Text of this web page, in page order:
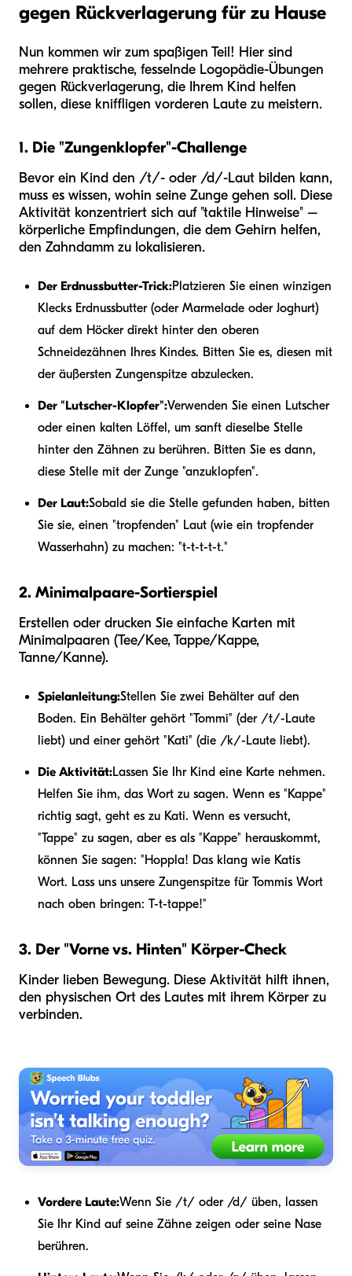
gegen Rückverlagerung für zu Hause
Nun kommen wir zum spaßigen Teil! Hier sind
mehrere praktische, fesselnde Logopädie-Übungen
gegen Rückverlagerung, die Ihrem Kind helfen
sollen, diese kniffligen vorderen Laute zu meistern.
1. Die "Zungenklopfer"-Challenge
Bevor ein Kind den /t/- oder /d/-Laut bilden kann,
muss es wissen, wohin seine Zunge gehen soll. Diese
Aktivität konzentriert sich auf "taktile Hinweise" –
körperliche Empfindungen, die dem Gehirn helfen,
den Zahndamm zu lokalisieren.
Der Erdnussbutter-Trick:Platzieren Sie einen winzigen
Klecks Erdnussbutter (oder Marmelade oder Joghurt)
auf dem Höcker direkt hinter den oberen
Schneidezähnen Ihres Kindes. Bitten Sie es, diesen mit
der äußersten Zungenspitze abzulecken.
Der "Lutscher-Klopfer":Verwenden Sie einen Lutscher
oder einen kalten Löffel, um sanft dieselbe Stelle
hinter den Zähnen zu berühren. Bitten Sie es dann,
diese Stelle mit der Zunge "anzuklopfen".
Der Laut:Sobald sie die Stelle gefunden haben, bitten
Sie sie, einen "tropfenden" Laut (wie ein tropfender
Wasserhahn) zu machen: "t-t-t-t-t."
2. Minimalpaare-Sortierspiel
Erstellen oder drucken Sie einfache Karten mit
Minimalpaaren (Tee/Kee, Tappe/Kappe,
Tanne/Kanne).
Spielanleitung:Stellen Sie zwei Behälter auf den
Boden. Ein Behälter gehört "Tommi" (der /t/-Laute
liebt) und einer gehört "Kati" (die /k/-Laute liebt).
Die Aktivität:Lassen Sie Ihr Kind eine Karte nehmen.
Helfen Sie ihm, das Wort zu sagen. Wenn es "Kappe"
richtig sagt, geht es zu Kati. Wenn es versucht,
"Tappe" zu sagen, aber es als "Kappe" herauskommt,
können Sie sagen: "Hoppla! Das klang wie Katis
Wort. Lass uns unsere Zungenspitze für Tommis Wort
nach oben bringen: T-t-tappe!"
3. Der "Vorne vs. Hinten" Körper-Check
Kinder lieben Bewegung. Diese Aktivität hilft ihnen,
den physischen Ort des Lautes mit ihrem Körper zu
verbinden.
Vordere Laute:Wenn Sie /t/ oder /d/ üben, lassen
Sie Ihr Kind auf seine Zähne zeigen oder seine Nase
berühren.